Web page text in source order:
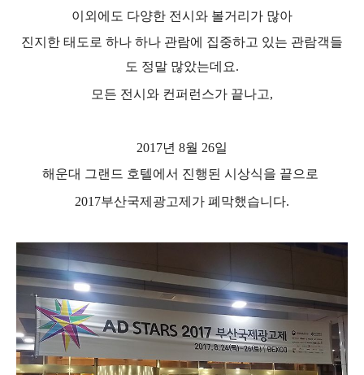
이외에도 다양한 전시와 볼거리가 많아
진지한 태도로 하나 하나 관람에 집중하고 있는 관람객들
도 정말 많았는데요.
모든 전시와 컨퍼런스가 끝나고,
2017년 8월 26일
해운대 그랜드 호텔에서 진행된 시상식을 끝으로
2017부산국제광고제가 폐막했습니다.